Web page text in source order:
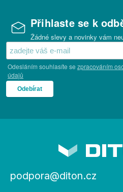
Přihlaste se k
Žádné slevy a novinky vám
Odesláním souhlasíte se zpracováním
údajů
podpora@diton.cz